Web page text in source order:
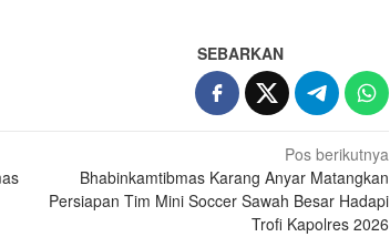
SEBARKAN
Pos berikutnya
Bhabinkamtibmas Karang Anyar Matangkan
Persiapan Tim Mini Soccer Sawah Besar Hadapi
Trofi Kapolres 2026